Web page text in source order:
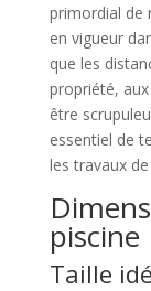
primordial de
en vigueur
que les
propriété,
être
essentiel de
les travaux
piscine
Taille